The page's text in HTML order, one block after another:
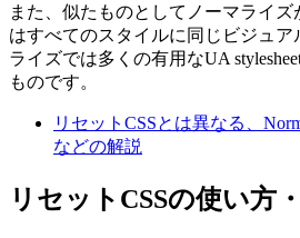
また、似たものとしてノーマライ
はすべてのスタイルに同じビジュ
ライズでは多くの有用なUA
ものです。
リセットCSSとは異なる、
などの解説
リセットCSSの使い方